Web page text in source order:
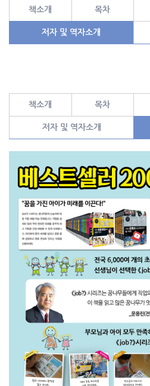
책소개 목차
저자 및 역자소개
책소개 목차
저자 및 역자소개